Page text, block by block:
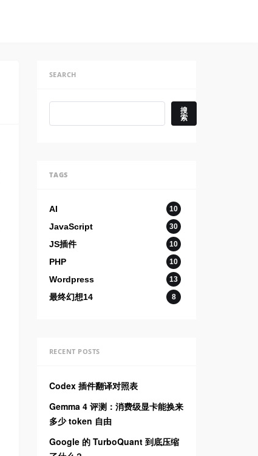
SEARCH
搜
索
TAGS
AI 10
JavaScript 30
JS插件 10
PHP 10
Wordpress 13
最终幻想14 8
RECENT POSTS
Codex 插件翻译对照表
Gemma 4 评测：消费级显卡能换来
多少 token 自由
Google 的 TurboQuant 到底压缩